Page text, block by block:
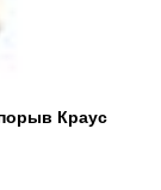
Краус